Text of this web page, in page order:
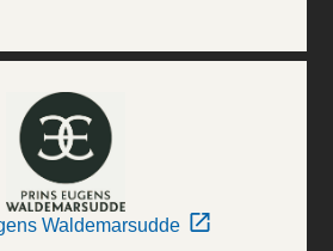
Waldemarsudde